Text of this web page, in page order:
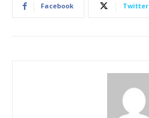
Facebook Twitter